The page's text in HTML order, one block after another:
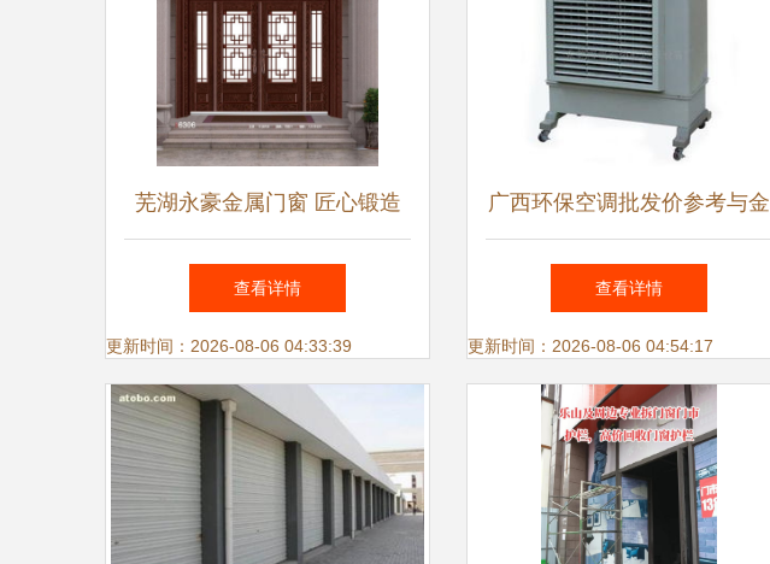
芜湖永豪金属门窗 匠心锻造
高端金属门窗系列，定义建筑
美学新标杆
查看详情
更新时间：2026-08-06 04:33:39
广西环保空调批发价参考与金
属门窗选购指南（联系方式
0769 22787393）
查看详情
更新时间：2026-08-06 04:54:17